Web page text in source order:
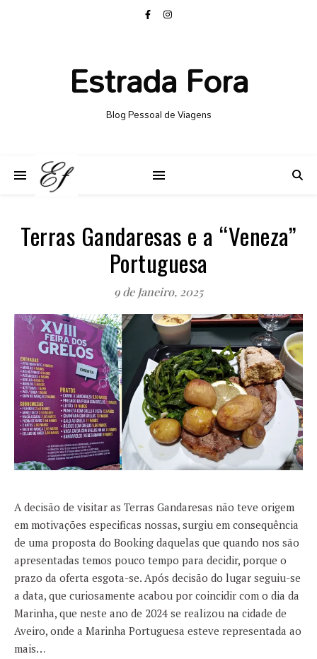
Estrada Fora
Blog Pessoal de Viagens
Terras Gandaresas e a “Veneza”
Portuguesa
9 de Janeiro, 2025
A decisão de visitar as Terras Gandaresas não teve origem
em motivações especificas nossas, surgiu em consequência
de uma proposta do Booking daquelas que quando nos são
apresentadas temos pouco tempo para decidir, porque o
prazo da oferta esgota-se. Após decisão do lugar seguiu-se
a data, que curiosamente acabou por coincidir com o dia da
Marinha, que neste ano de 2024 se realizou na cidade de
Aveiro, onde a Marinha Portuguesa esteve representada ao
mais…